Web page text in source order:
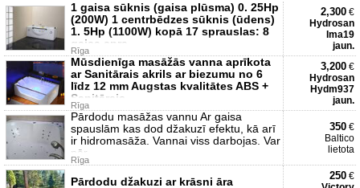
1 gaisa sūknis (gaisa plūsma) 0. 25Hp
(200W) 1 centrbēdzes sūknis (ūdens)
1. 5Hp (1100W) kopā 17 sprauslas: 8
gaisa spra
Rīga
2,300 €
Hydrosan
Ima19
jaun.
Mūsdienīga masāžās vanna aprīkota
ar Sanitārais akrils ar biezumu no 6
līdz 12 mm Augstas kvalitātes ABS +
Sanitārais
Rīga
3,200 €
Hydrosan
Hydm937
jaun.
Pārdodu masāžas vannu Ar gaisa
spauslām kas dod džakuzī efektu, kā arī
ir hidromasāža. Vannai viss darbojas. Var
pār
Rīga
350 €
Baltico
lietota
Pārdodu džakuzi ar krāsni āra
250 €